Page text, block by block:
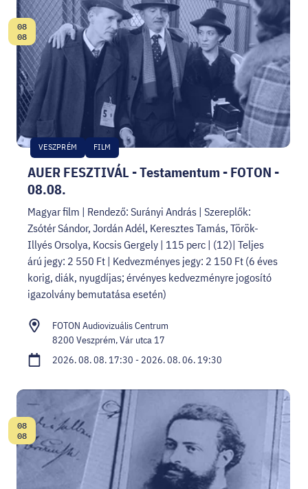
AUER FESZTIVÁL - Testamentum - FOTON -
08.08.
VESZPRÉM FILM
Dátum:
08
08
Magyar film | Rendező: Surányi András | Szereplők:
Zsótér Sándor, Jordán Adél, Keresztes Tamás, Török-
Illyés Orsolya, Kocsis Gergely | 115 perc | (12)| Teljes
árú jegy: 2 550 Ft | Kedvezményes jegy: 2 150 Ft (6 éves
korig, diák, nyugdíjas; érvényes kedvezményre jogosító
igazolvány bemutatása esetén)
FOTON Audiovizuális Centrum
8200 Veszprém, Vár utca 17
2026. 08. 08. 17:30 - 2026. 08. 06. 19:30
Dátum:
08
08